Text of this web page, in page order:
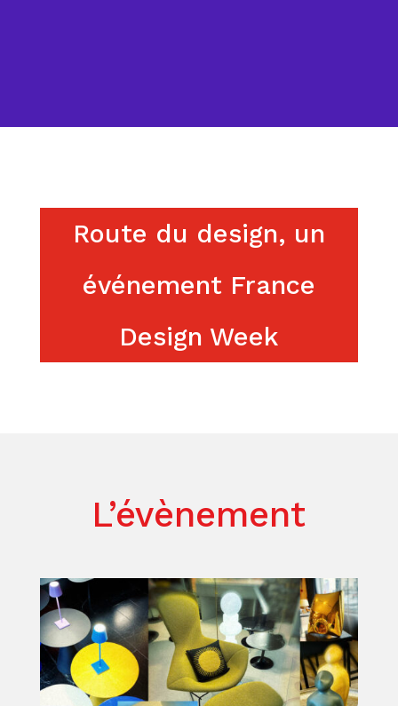
Route du design, un
événement France
Design Week
L’évènement